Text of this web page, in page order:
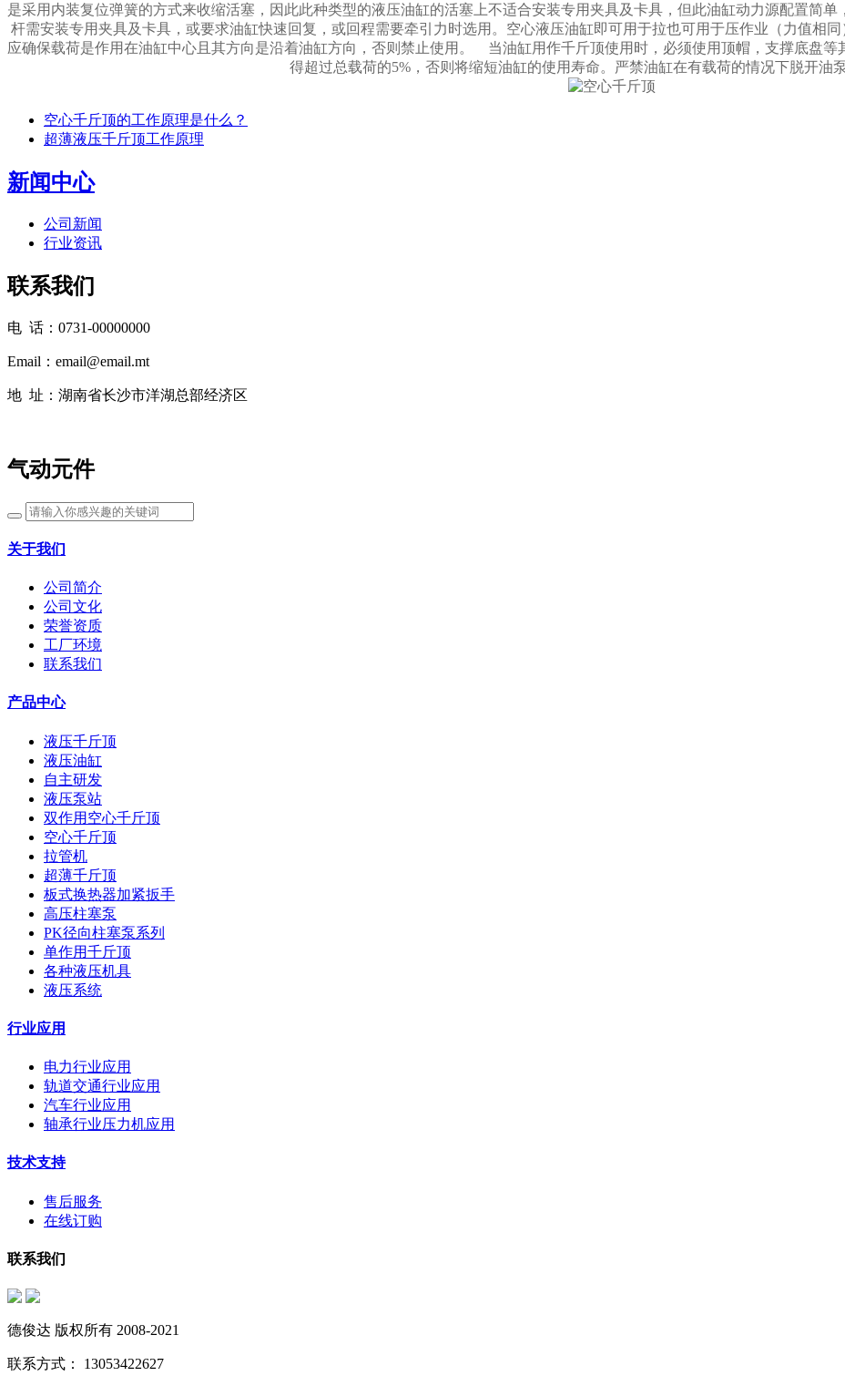
是采用内装复位弹簧的方式来收缩活塞，因此此种类型的液压油缸的活塞上不适合安装专用夹具及卡具，但此油缸动力源配置简
杆需安装专用夹具及卡具，或要求油缸快速回复，或回程需要牵引力时选用。空心液压油缸即可用于拉也可用于压作业（力值相
应确保载荷是作用在油缸中心且其方向是沿着油缸方向，否则禁止使用。 当油缸用作千斤顶使用时，必须使用顶帽，支撑底盘
得超过总载荷的5%，否则将缩短油缸的使用寿命。严禁油缸在有载荷的情况下脱开油
空心千斤顶的工作原理是什么？
超薄液压千斤顶工作原理
新闻中心
公司新闻
行业资讯
联系我们
电 话：0731-00000000
Email：email@email.mt
地 址：湖南省长沙市洋湖总部经济区
气动元件
关于我们
公司简介
公司文化
荣誉资质
工厂环境
联系我们
产品中心
液压千斤顶
液压油缸
自主研发
液压泵站
双作用空心千斤顶
空心千斤顶
拉管机
超薄千斤顶
板式换热器加紧扳手
高压柱塞泵
PK径向柱塞泵系列
单作用千斤顶
各种液压机具
液压系统
行业应用
电力行业应用
轨道交通行业应用
汽车行业应用
轴承行业压力机应用
技术支持
售后服务
在线订购
联系我们
德俊达 版权所有 2008-2021
联系方式： 13053422627